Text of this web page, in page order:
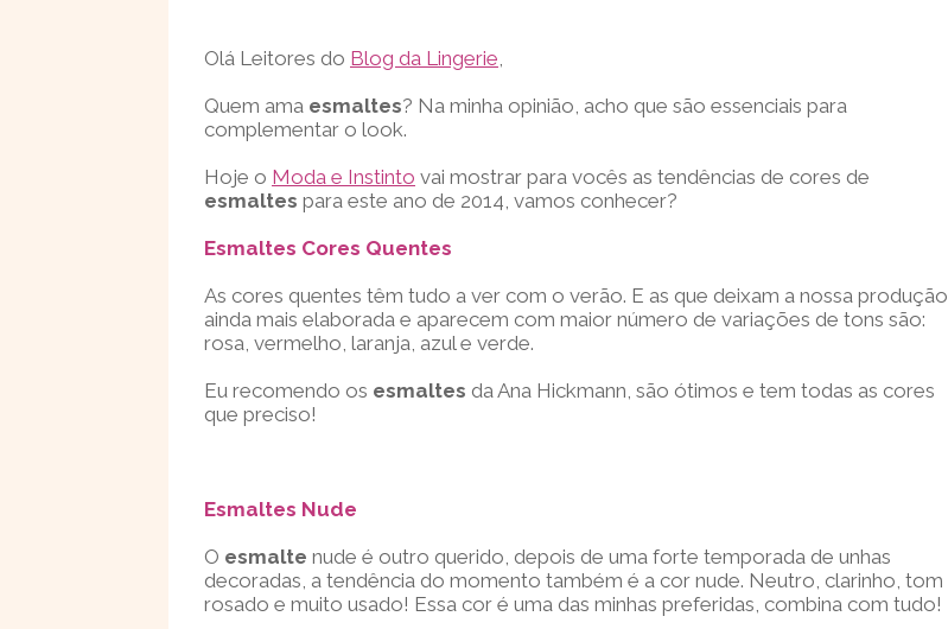
Olá Leitores do Blog da Lingerie,
Quem ama esmaltes? Na minha opinião, acho que são essenciais para
complementar o look.
Hoje o Moda e Instinto vai mostrar para vocês as tendências de cores de
esmaltes para este ano de 2014, vamos conhecer?
Esmaltes Cores Quentes
As cores quentes têm tudo a ver com o verão. E as que deixam a nossa produção
ainda mais elaborada e aparecem com maior número de variações de tons são:
rosa, vermelho, laranja, azul e verde.
Eu recomendo os esmaltes da Ana Hickmann, são ótimos e tem todas as cores
que preciso!
Esmaltes Nude
O esmalte nude é outro querido, depois de uma forte temporada de unhas
decoradas, a tendência do momento também é a cor nude. Neutro, clarinho, tom
rosado e muito usado! Essa cor é uma das minhas preferidas, combina com tudo!